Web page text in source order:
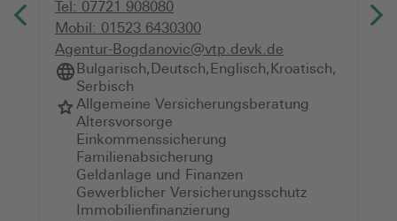
Tel: 07721 908080
Mobil: 01523 6430300
Agentur-Bogdanovic@vtp.devk.de
Bulgarisch,Deutsch,Englisch,Kroatisch,
Serbisch
Allgemeine Versicherungsberatung
Altersvorsorge
Einkommenssicherung
Familienabsicherung
Geldanlage und Finanzen
Gewerblicher Versicherungsschutz
Immobilienfinanzierung